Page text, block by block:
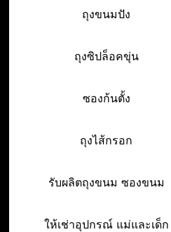
ถุงขนมปัง
ถุงซิปล็อคขุ่น
ซองก้นตั้ง
ถุงไส้กรอก
รับผลิตถุงขนม ซองขนม
ให้เช่าอุปกรณ์ แม่และเด็ก